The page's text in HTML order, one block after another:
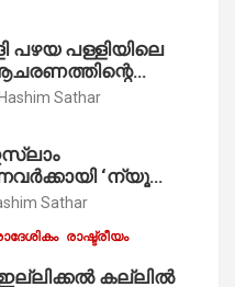
പഴയ പള്ളിയിലെ
കാൽനാട്ട്
Hashim Sathar
‘ന്യൂ
കാര്‍ഡ് സേവനം
Sathar
രാഷ്ട്രീയം
ഇല്ലിക്കൽ കല്ലിൽ